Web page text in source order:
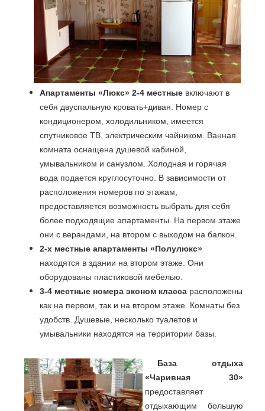
Апартаменты «Люкс» 2-4 местные включают в
себя двуспальную кровать+диван. Номер с
кондиционером, холодильником, имеется
спутниковое ТВ, электрическим чайником. Ванная
комната оснащена душевой кабиной,
умывальником и санузлом. Холодная и горячая
вода подается круглосуточно. В зависимости от
расположения номеров по этажам,
предоставляется возможность выбрать для себя
более подходящие апартаменты. На первом этаже
они с верандами, на втором с выходом на балкон.
2-х местные апартаменты «Полулюкс»
находятся в здании на втором этаже. Они
оборудованы пластиковой мебелью.
3-4 местные номера эконом класса расположены
как на первом, так и на втором этаже. Комнаты без
удобств. Душевые, несколько туалетов и
умывальники находятся на территории базы.
База отдыха
«Чаривная 30»
предоставляет
отдыхающим большую